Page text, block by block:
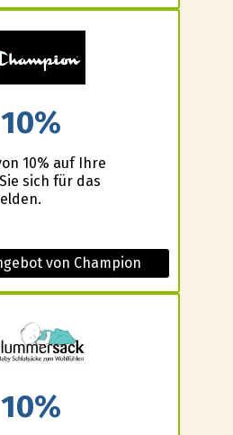
10%
10% auf Ihre
sich für das
von Champion
10%